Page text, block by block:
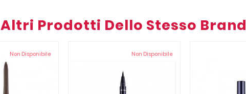
Altri Prodotti Dello Stesso Brand
Non Disponibile Non Disponibile